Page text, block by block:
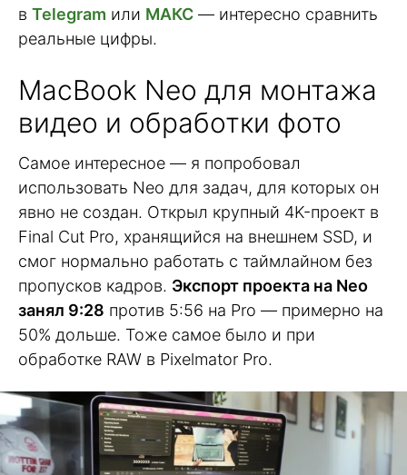
в Telegram или МАКС — интересно сравнить
реальные цифры.
MacBook Neo для монтажа
видео и обработки фото
Самое интересное — я попробовал
использовать Neo для задач, для которых он
явно не создан. Открыл крупный 4K-проект в
Final Cut Pro, хранящийся на внешнем SSD, и
смог нормально работать с таймлайном без
пропусков кадров. Экспорт проекта на Neo
занял 9:28 против 5:56 на Pro — примерно на
50% дольше. Тоже самое было и при
обработке RAW в Pixelmator Pro.